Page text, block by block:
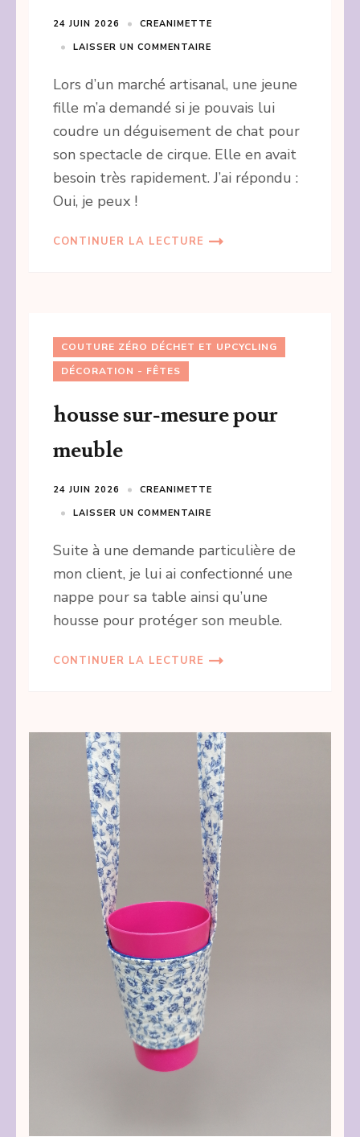
24 JUIN 2026
CREANIMETTE
LAISSER UN COMMENTAIRE
Lors d’un marché artisanal, une jeune
fille m’a demandé si je pouvais lui
coudre un déguisement de chat pour
son spectacle de cirque. Elle en avait
besoin très rapidement. J’ai répondu :
Oui, je peux !
CONTINUER LA LECTURE
COUTURE ZÉRO DÉCHET ET UPCYCLING
DÉCORATION - FÊTES
housse sur-mesure pour
meuble
24 JUIN 2026
CREANIMETTE
LAISSER UN COMMENTAIRE
Suite à une demande particulière de
mon client, je lui ai confectionné une
nappe pour sa table ainsi qu’une
housse pour protéger son meuble.
CONTINUER LA LECTURE